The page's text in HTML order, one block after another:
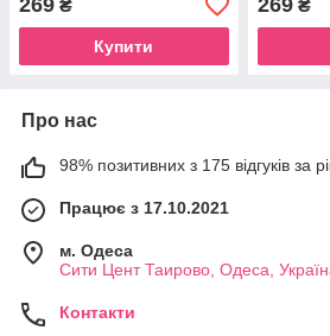
269 ₴
Купити
269₴
Про нас
98% позитивних з 175 відгуків за
Працює з 17.10.2021
м. Одеса
Сити Цент Таирово, Одеса,
Контакти